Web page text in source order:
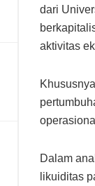
dari
aktivitas
Dalam
likuiditas